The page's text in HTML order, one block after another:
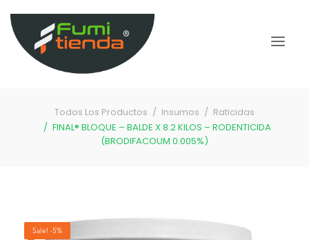
Todos Los Productos Insumos
Raticidas
FINAL® BLOQUE – BALDE X 8.2 KILOS – RODENTICIDA
(BRODIFACOUM 0.005%)
Sale! -5%